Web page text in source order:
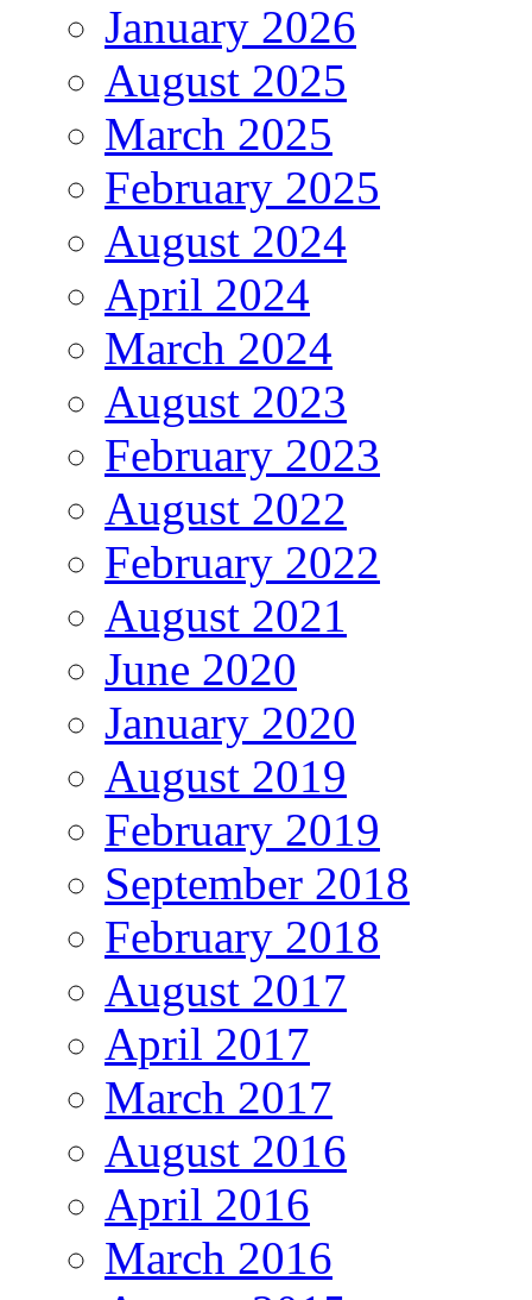
January 2026
August 2025
March 2025
February 2025
August 2024
April 2024
March 2024
August 2023
February 2023
August 2022
February 2022
August 2021
June 2020
January 2020
August 2019
February 2019
September 2018
February 2018
August 2017
April 2017
March 2017
August 2016
April 2016
March 2016